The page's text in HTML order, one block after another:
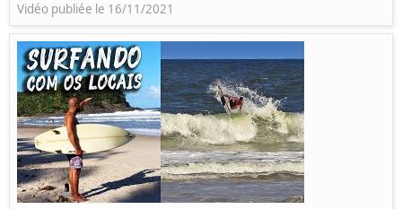
Vidéo publiée le 16/11/2021